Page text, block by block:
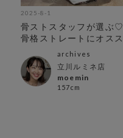
2025-8-1
骨ストスタッフが選ぶ♡
骨格ストレートにオスス
archives
立川ルミネ店
moemin
157cm